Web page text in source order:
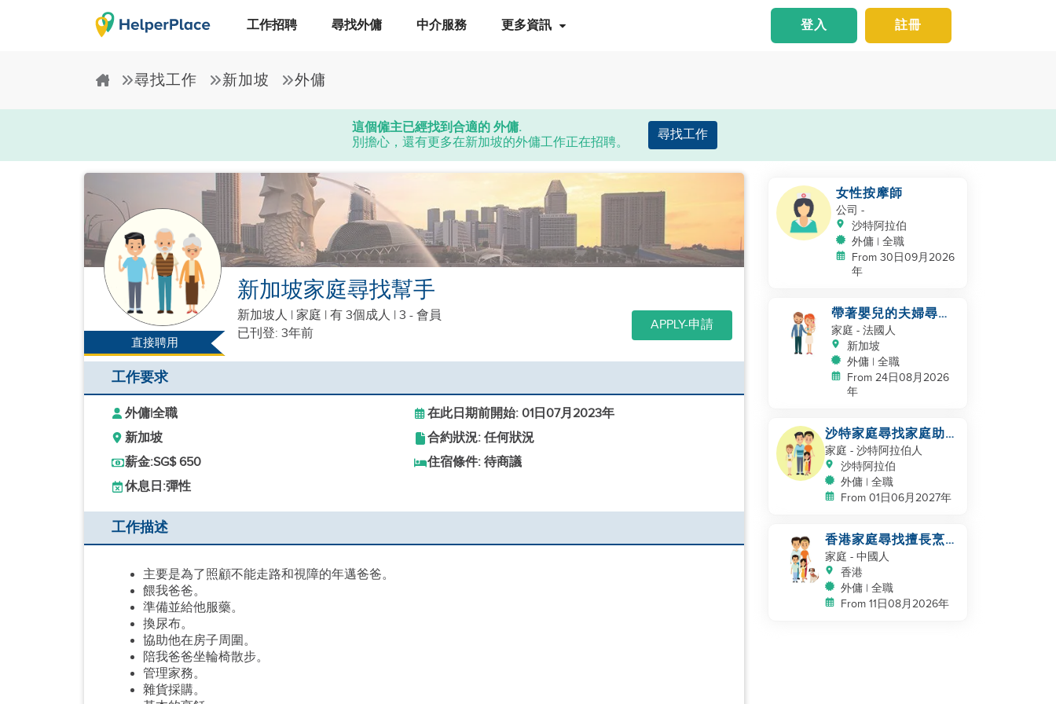
工作招聘 尋找外傭 中介服務 更多資訊 註冊
登入
尋找工作 新加坡 外傭
這個僱主已經找到合適的 外傭.
別擔心，還有更多在新加坡的外傭工作正在招聘。
尋找工作
直接聘用
新加坡家庭尋找幫手
新加坡人 | 家庭 | 有 3個成人 | 3 - 會員
已刊登: 3年前
APPLY-申請
工作要求
外傭|全職
在此日期前開始: 01日07月2023年
新加坡
合約狀況: 任何狀況
薪金:SG$ 650
住宿條件: 待商議
休息日:彈性
工作描述
主要是為了照顧不能走路和視障的年邁爸爸。
餵我爸爸。
準備並給他服藥。
換尿布。
協助他在房子周圍。
陪我爸爸坐輪椅散步。
管理家務。
雜貨採購。
女性按摩師
公司 -
沙特阿拉伯
外傭 | 全職
From 30日09月2026
年
帶著嬰兒的夫婦尋找
幫手
家庭 - 法國人
新加坡
外傭 | 全職
From 24日08月2026
年
沙特家庭尋找家庭助
理，保姆
家庭 - 沙特阿拉伯人
沙特阿拉伯
外傭 | 全職
From 01日06月2027年
香港家庭尋找擅長烹飪
的幫手
家庭 - 中國人
香港
外傭 | 全職
From 11日08月2026年